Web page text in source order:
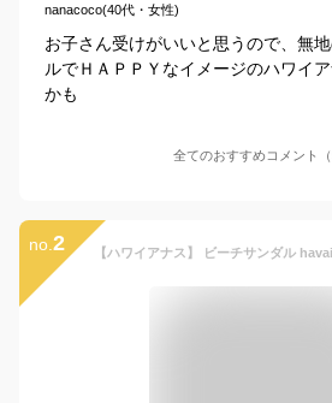
nanacoco(40代・女性)
お子さん受けがいいと思うので、無
ルでＨＡＰＰＹなイメージのハワイ
かも
全てのおすすめコメント（
no. 2